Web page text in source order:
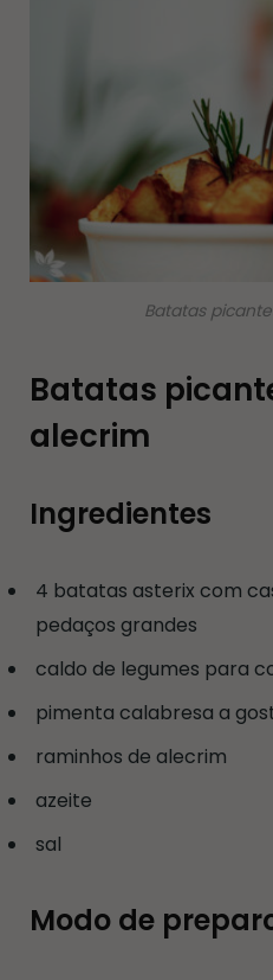
Batatas
Batatas
alecrim
Ingredientes
4 batatas asterix com
pedaços grandes
caldo de legumes para
pimenta calabresa a
raminhos de alecrim
azeite
sal
Modo de